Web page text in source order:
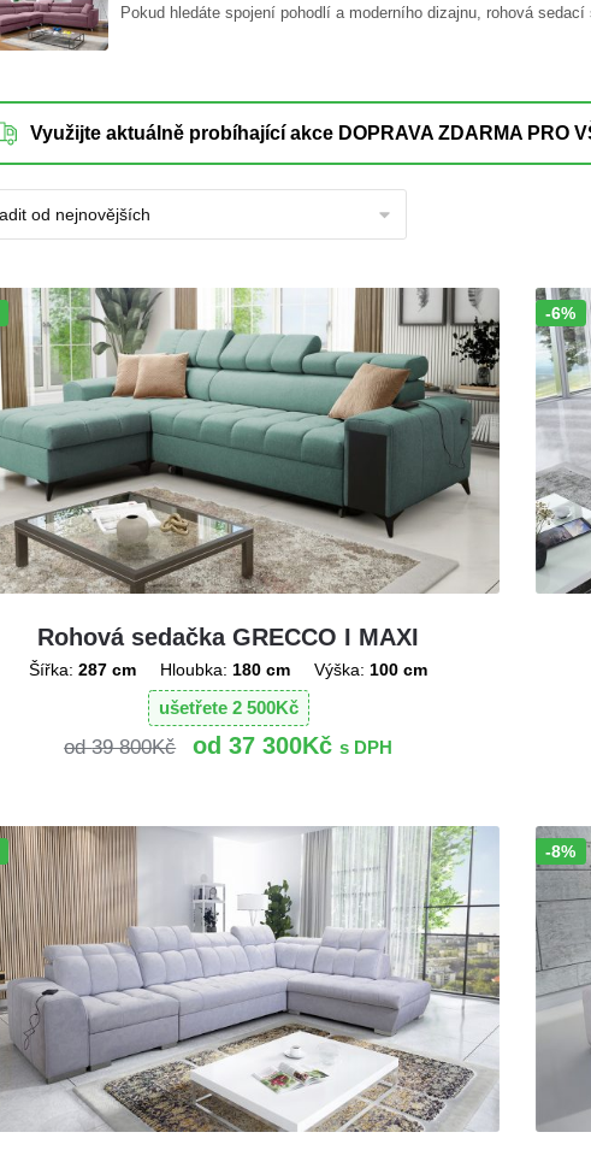
Pokud hledáte spojení pohodlí a moderního dizajnu, rohová
Rohová sedačka GRECCO I MAXI
Šířka: 287 cm Hloubka: 180 cm Výška: 100 cm
ušetřete 2 500Kč
39 800Kč 37 300Kč s DPH
-6%
-8%